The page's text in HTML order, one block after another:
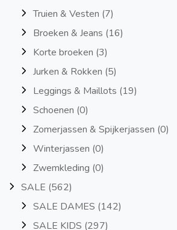
Truien & Vesten (7)
Broeken & Jeans (16)
Korte broeken (3)
Jurken & Rokken (5)
Leggings & Maillots (19)
Schoenen (0)
Zomerjassen & Spijkerjassen (0)
Winterjassen (0)
Zwemkleding (0)
SALE (562)
SALE DAMES (142)
SALE KIDS (297)